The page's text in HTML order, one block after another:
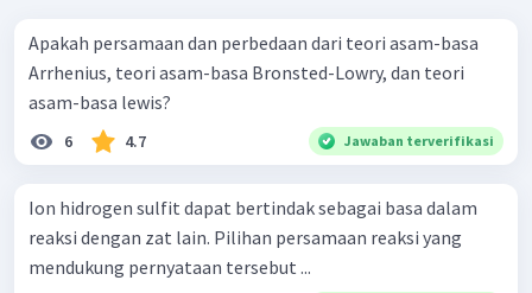
Apakah persamaan dan perbedaan dari teori asam-basa
Arrhenius, teori asam-basa Bronsted-Lowry, dan teori
asam-basa lewis?
6 4.7 Jawaban terverifikasi
Ion hidrogen sulfit dapat bertindak sebagai basa dalam
reaksi dengan zat lain. Pilihan persamaan reaksi yang
mendukung pernyataan tersebut ...